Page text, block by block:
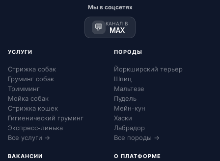
Мы в соцсетях
💬 КАНАЛ В
MAX
УСЛУГИ
Стрижка собак
Груминг собак
Тримминг
Мойка собак
Стрижка кошек
Гигиенический груминг
Экспресс-линька
Все услуги →
ПОРОДЫ
Йоркширский терьер
Шпиц
Мальтезе
Пудель
Мейн-кун
Хаски
Лабрадор
Все породы →
ВАКАНСИИ О ПЛАТФОРМЕ